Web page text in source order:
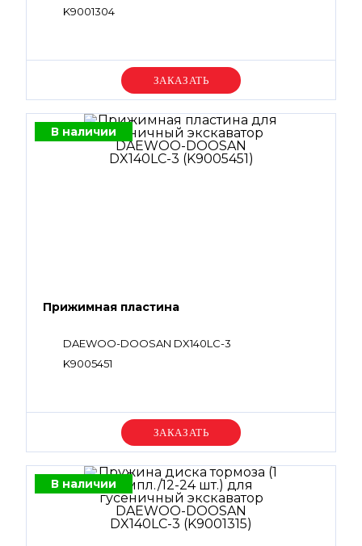
K9001304
Уточняйте цену
В наличии
Прижимная пластина
DAEWOO-DOOSAN DX140LC-3
K9005451
Уточняйте цену
В наличии